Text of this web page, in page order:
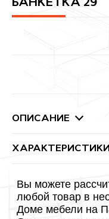
БАНКЕТКА 29
ОПИСАНИЕ
ХАРАКТЕРИСТИКИ